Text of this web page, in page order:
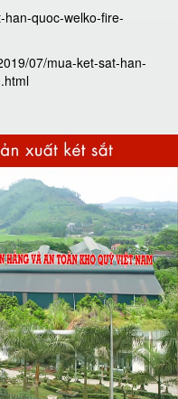
han-quoc-welko-fire-
07/mua-ket-sat-han-